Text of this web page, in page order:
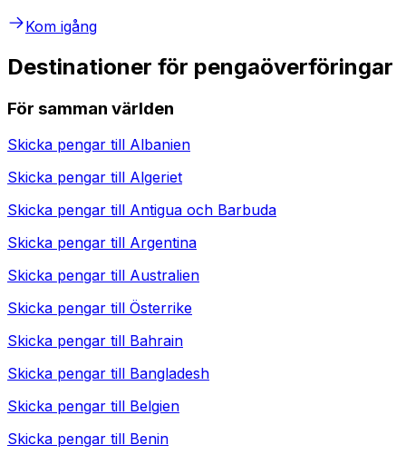
Kom igång
Destinationer för pengaöverföringar
För samman världen
Skicka pengar till Albanien
Skicka pengar till Algeriet
Skicka pengar till Antigua och Barbuda
Skicka pengar till Argentina
Skicka pengar till Australien
Skicka pengar till Österrike
Skicka pengar till Bahrain
Skicka pengar till Bangladesh
Skicka pengar till Belgien
Skicka pengar till Benin